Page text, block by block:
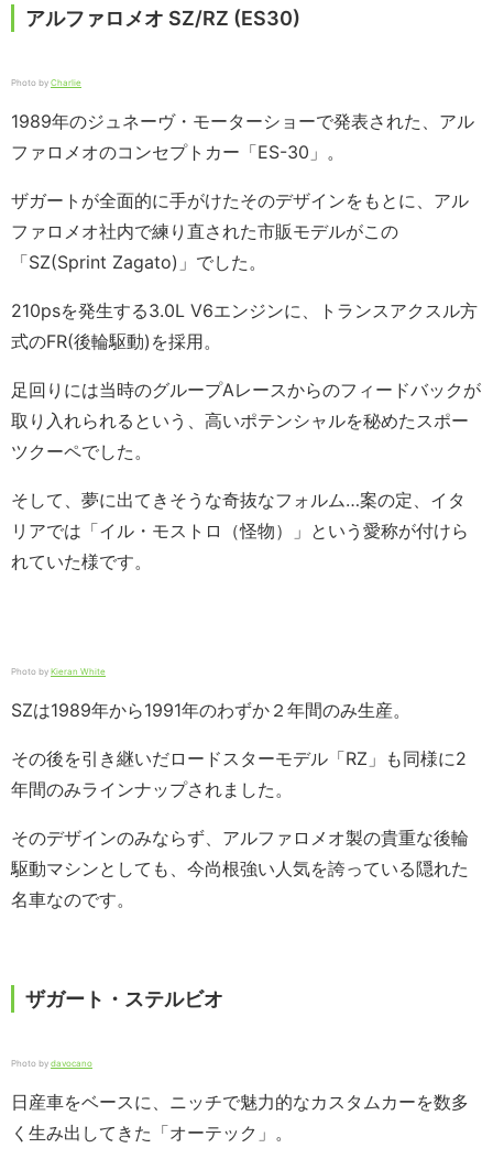
アルファロメオ SZ/RZ (ES30)
Photo by Charlie
1989年のジュネーヴ・モーターショーで発表された、アル
ファロメオのコンセプトカー「ES-30」。
ザガートが全面的に手がけたそのデザインをもとに、アル
ファロメオ社内で練り直された市販モデルがこの
「SZ(Sprint Zagato)」でした。
210psを発生する3.0L V6エンジンに、トランスアクスル方
式のFR(後輪駆動)を採用。
足回りには当時のグループAレースからのフィードバックが
取り入れられるという、高いポテンシャルを秘めたスポー
ツクーペでした。
そして、夢に出てきそうな奇抜なフォルム…案の定、イタ
リアでは「イル・モストロ（怪物）」という愛称が付けら
れていた様です。
Photo by Kieran White
SZは1989年から1991年のわずか２年間のみ生産。
その後を引き継いだロードスターモデル「RZ」も同様に2
年間のみラインナップされました。
そのデザインのみならず、アルファロメオ製の貴重な後輪
駆動マシンとしても、今尚根強い人気を誇っている隠れた
名車なのです。
ザガート・ステルビオ
Photo by davocano
日産車をベースに、ニッチで魅力的なカスタムカーを数多
く生み出してきた「オーテック」。